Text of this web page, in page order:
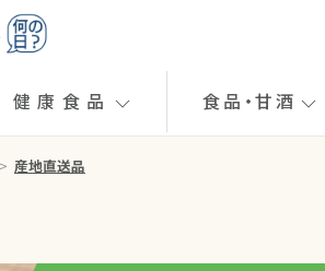
健康食品 食品・甘酒
> 産地直送品